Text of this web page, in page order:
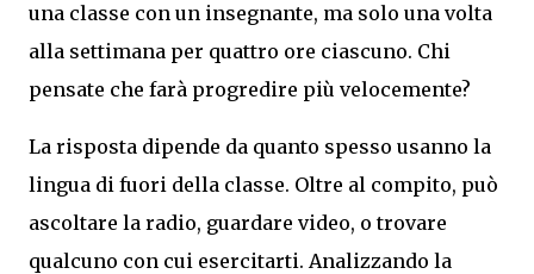
una classe con un insegnante, ma solo una volta
alla settimana per quattro ore ciascuno. Chi
pensate che farà progredire più velocemente?
La risposta dipende da quanto spesso usanno la
lingua di fuori della classe. Oltre al compito, può
ascoltare la radio, guardare video, o trovare
qualcuno con cui esercitarti. Analizzando la